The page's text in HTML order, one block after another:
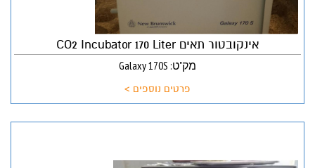
אינקובטור תאים CO2 Incubator 170 Liter
מק"ט: Galaxy 170S
פרטים נוספים >